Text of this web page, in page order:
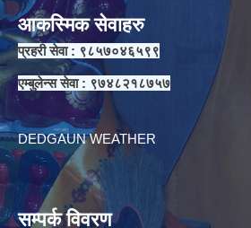
आकस्मिक सेवाहरु
प्रहरी सेवा : ९८५७०४६५९९
एम्बुलेन्स सेवा : ९७४८२१८७५७
DEDGAUN WEATHER
सम्पर्क विवरण